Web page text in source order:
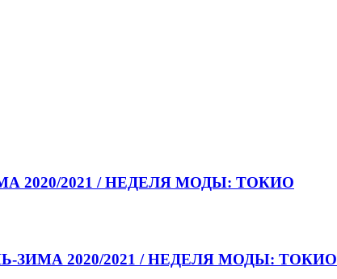
2020/2021 / НЕДЕЛЯ МОДЫ: ТОКИО
ЗИМА 2020/2021 / НЕДЕЛЯ МОДЫ: ТОКИО